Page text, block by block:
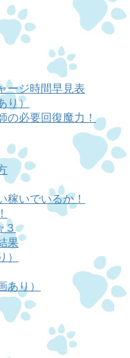
ージ時間早見表
り）
の必要回復魔力！
稼いでいるか！
３
果
）
あり）